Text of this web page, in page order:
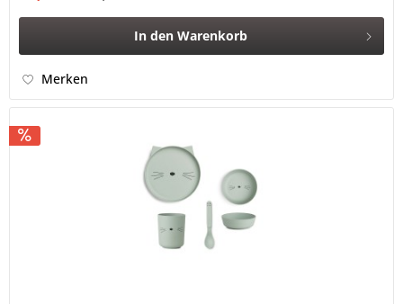
In den Warenkorb
Merken